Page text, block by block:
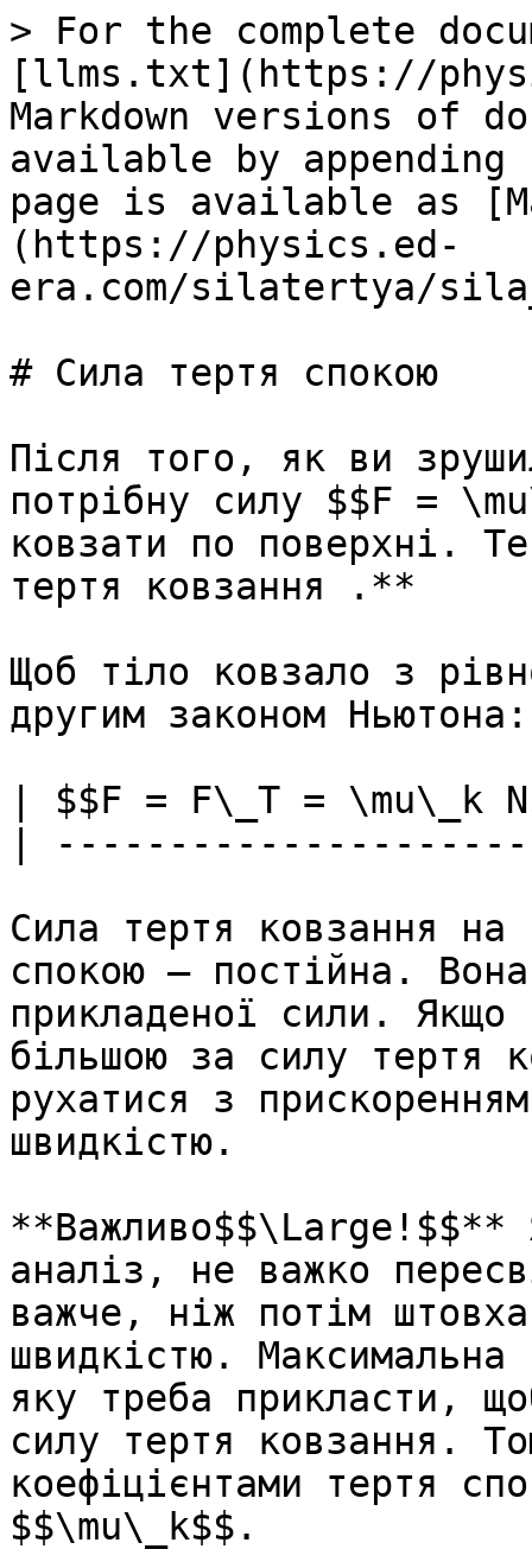
> For the complete
[llms.txt](https://
Markdown versions of
available by
page is available as
(https://physics.ed-
era.com/silatertya/
# Сила тертя спокою
Пiсля того, як ви
потрiбну силу $$F =
ковзати по поверхнi.
тертя ковзання .**
Щоб тiло ковзало з
другим законом Ньютона:
| $$F = F\_T = \mu\_k
|
Сила тертя ковзання
спокою – постiйна.
прикладеної сили. Якщо
бiльшою за силу тертя
рухатися з
швидкiстю.
**Важливо$$\Large!$$**
аналiз, не важко
важче, нiж потiм
швидкiстю.
яку треба прикласти,
силу тертя ковзання.
коефiцiєнтами тертя
$$\mu\_k$$.